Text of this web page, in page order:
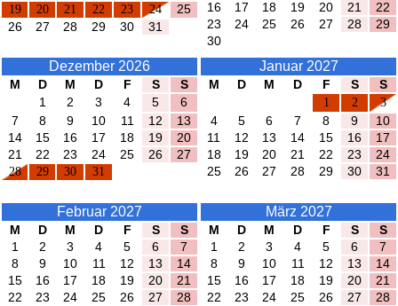
19
20 21 22 23 24
25
26
27 28 29 30 31
16
17 18 19 20 21
22
23
24 25 26 27 28
29
30
Dezember 2026
M D M D F S
S
1
2 3 4 5
6
7
8 9 10 11 12
13
14
15 16 17 18 19
20
21
22 23 24 25 26
27
28
29 30 31
Januar 2027
M D M D F S
S
1
2
3
4
5 6 7 8 9
10
11
12 13 14 15 16
17
18
19 20 21 22 23
24
25
26 27 28 29 30 31
Februar 2027
M D M D F S
S
1
2 3 4 5 6
7
8
9 10 11 12 13
14
15
16 17 18 19 20
21
22
23 24 25 26 27 28
März 2027
M D M D F S
S
1
2 3 4 5 6
7
8
9 10 11 12 13
14
15
16 17 18 19 20
21
22
23 24 25 26 27
28